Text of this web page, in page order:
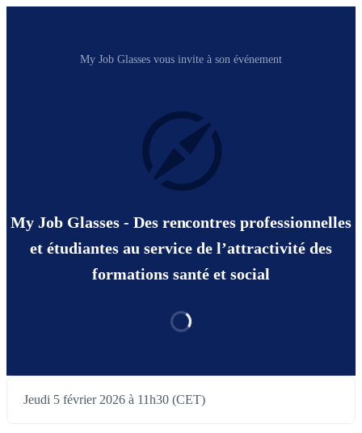
My Job Glasses vous invite à son événement
My Job Glasses - Des rencontres professionnelles
et étudiantes au service de l’attractivité des
formations santé et social
Jeudi 5 février 2026 à 11h30 (CET)